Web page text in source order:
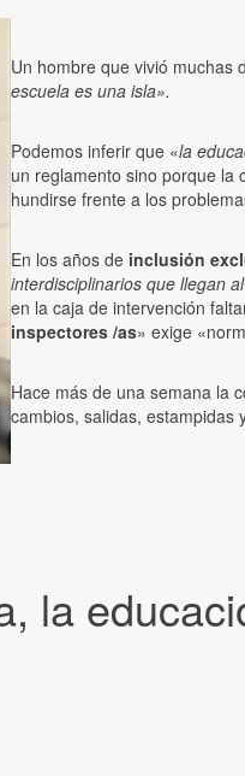
la
Un hombre que vivió muchas
escuela es una isla».
Podemos inferir que «la
un reglamento sino porque la
hundirse frente a los
En los años de inclusión
interdisciplinarios que llegan
en la caja de intervención
inspectores /as» exige
Hace más de una semana la
cambios, salidas, estampidas